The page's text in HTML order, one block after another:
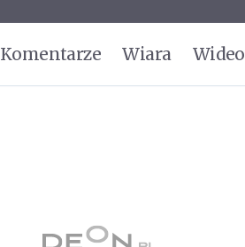
Komentarze Wiara Wideo